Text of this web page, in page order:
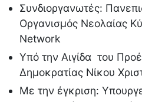
Συνδιοργανωτές:
Οργανισμός Νεολαίας
Network
Υπό την Αιγίδα του
Δημοκρατίας Νίκου
Με την έγκριση: